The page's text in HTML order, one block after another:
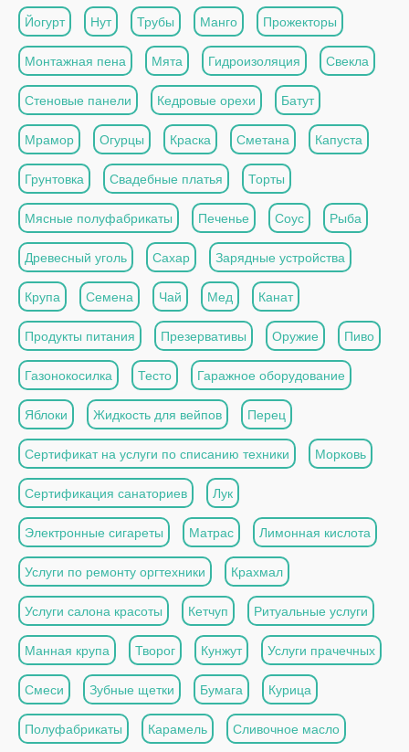
Йогурт Нут Трубы Манго Прожекторы
Монтажная пена Мята Гидроизоляция Свекла
Стеновые панели Кедровые орехи Батут
Мрамор Огурцы Краска Сметана Капуста
Грунтовка Свадебные платья Торты
Мясные полуфабрикаты Печенье Соус Рыба
Древесный уголь Сахар Зарядные устройства
Крупа Семена Чай Мед Канат
Продукты питания Презервативы Оружие Пиво
Газонокосилка Тесто Гаражное оборудование
Яблоки Жидкость для вейпов Перец
Сертификат на услуги по списанию техники Морковь
Сертификация санаториев Лук
Электронные сигареты Матрас Лимонная кислота
Услуги по ремонту оргтехники Крахмал
Услуги салона красоты Кетчуп Ритуальные услуги
Манная крупа Творог Кунжут Услуги прачечных
Смеси Зубные щетки Бумага Курица
Полуфабрикаты Карамель Сливочное масло